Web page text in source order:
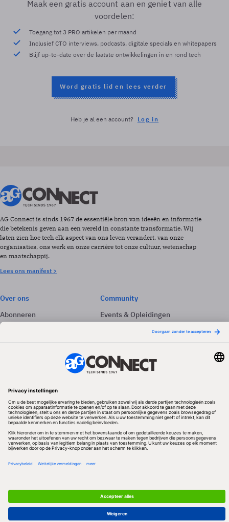
Maak een gratis account aan en geniet van alle
voordelen:
Toegang tot 3 PRO artikelen per maand
Inclusief CTO interviews, podcasts, digitale specials en whitepapers
Blijf up-to-date over de laatste ontwikkelingen in en rond tech
Word gratis lid en lees verder
Heb je al een account? Log in
AG Connect is sinds 1967 de essentiële bron van ideeën en informatie
die betekenis geven aan een wereld in constante transformatie. Wij
laten zien hoe tech elk aspect van ons leven verandert, van onze
organisaties, ons werk en onze carrière tot onze cultuur, wetenschap
en maatschappij.
Lees ons manifest >
Over ons
Abonneren
Adverteren
Community
Events & Opleidingen
Volg ons
Redactionele partner
Algemene Voorwaarden & Copyrights